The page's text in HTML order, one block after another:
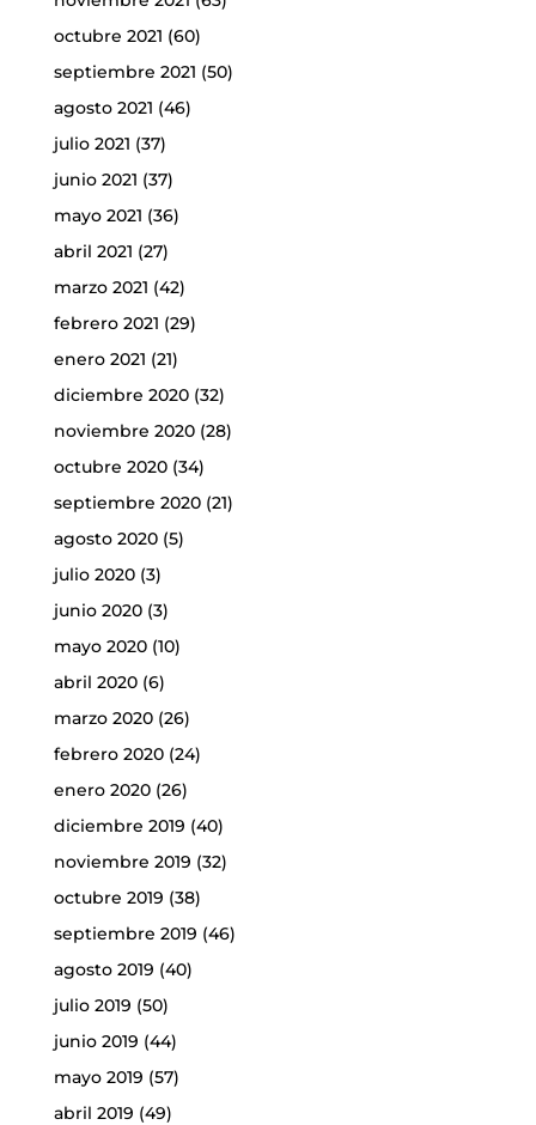
octubre 2021 (60)
septiembre 2021 (50)
agosto 2021 (46)
julio 2021 (37)
junio 2021 (37)
mayo 2021 (36)
abril 2021 (27)
marzo 2021 (42)
febrero 2021 (29)
enero 2021 (21)
diciembre 2020(32)
noviembre 2020(28)
octubre 2020(34)
septiembre 2020(21)
agosto 2020(5)
julio 2020(3)
junio 2020(3)
mayo 2020(10)
abril 2020(6)
marzo 2020(26)
febrero 2020(24)
enero 2020(26)
diciembre 2019 (40)
noviembre 2019 (32)
octubre 2019 (38)
septiembre 2019 (46)
agosto 2019 (40)
julio 2019 (50)
junio 2019 (44)
mayo 2019 (57)
abril 2019 (49)